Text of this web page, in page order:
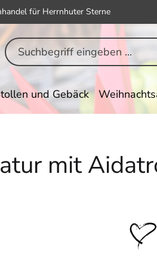
für Herrnhuter Sterne
und Gebäck
mit